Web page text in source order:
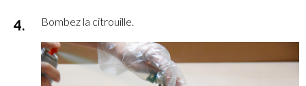
Bombez la citrouille.